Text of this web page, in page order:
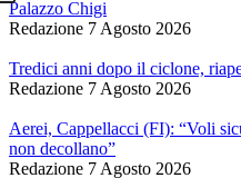
Palazzo Chigi
Redazione 7 Agosto 2026
Tredici anni dopo il ciclone,
Redazione 7 Agosto 2026
Aerei, Cappellacci (FI): “Voli
non decollano”
Redazione 7 Agosto 2026